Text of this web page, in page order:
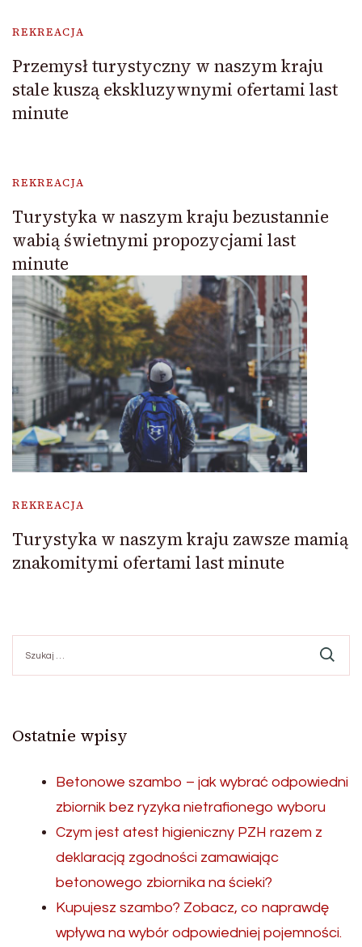
REKREACJA
Przemysł turystyczny w naszym kraju
stale kuszą ekskluzywnymi ofertami last
minute
REKREACJA
Turystyka w naszym kraju bezustannie
wabią świetnymi propozycjami last
minute
REKREACJA
Turystyka w naszym kraju zawsze mamią
znakomitymi ofertami last minute
Ostatnie wpisy
Betonowe szambo – jak wybrać odpowiedni
zbiornik bez ryzyka nietrafionego wyboru
Czym jest atest higieniczny PZH razem z
deklaracją zgodności zamawiając
betonowego zbiornika na ścieki?
Kupujesz szambo? Zobacz, co naprawdę
wpływa na wybór odpowiedniej pojemności.